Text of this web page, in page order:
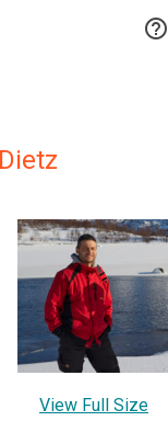

View Full Size